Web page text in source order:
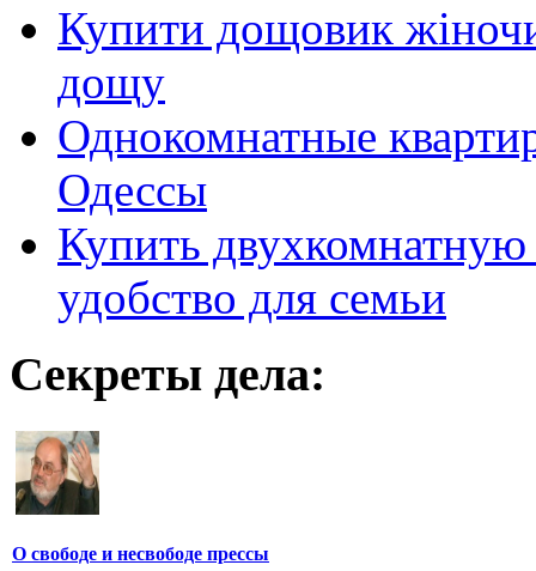
Купити дощовик
дощу
Однокомнатные
Одессы
Купить
удобство для семьи
Секреты дела:
О свободе и несвободе прессы